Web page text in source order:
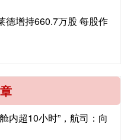
德增持660.7万股 每股作
内超10小时”，航司：向